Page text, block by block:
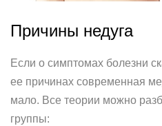
Причины недуга
Если о симптомах болезни
ее причинах современная
мало. Все теории можно
группы: